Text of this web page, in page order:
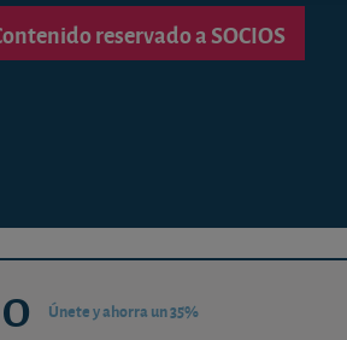
reservado a SOCIOS
Únete y ahorra un 35%